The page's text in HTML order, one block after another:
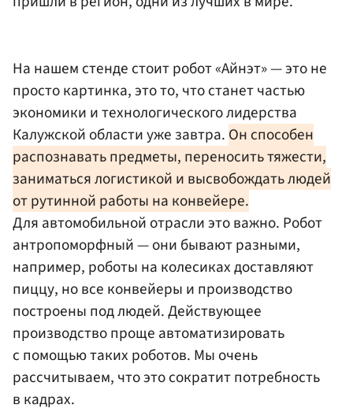
На нашем стенде стоит робот «Айнэт» — это не
просто картинка, это то, что станет частью
экономики и технологического лидерства
Калужской области уже завтра. Он способен
распознавать предметы, переносить тяжести,
заниматься логистикой и высвобождать людей
от рутинной работы на конвейере.
Для автомобильной отрасли это важно. Робот
антропоморфный — они бывают разными,
например, роботы на колесиках доставляют
пиццу, но все конвейеры и производство
построены под людей. Действующее
производство проще автоматизировать
с помощью таких роботов. Мы очень
рассчитываем, что это сократит потребность
в кадрах.